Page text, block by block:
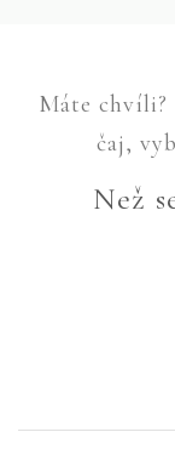
Máte chvíli?
čaj,
Než